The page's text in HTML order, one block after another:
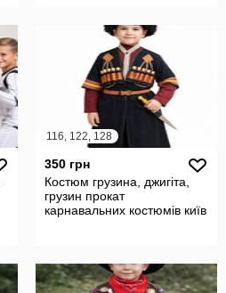
116, 122, 128
350 грн
Костюм грузина, джигіта,
грузин прокат
карнавальних костюмів київ